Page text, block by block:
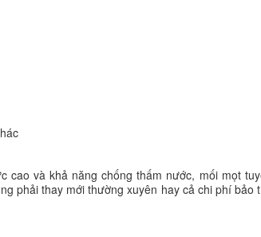
và khả năng chống thấm nước, mối mọt
phải thay mới thường xuyên hay cả chi phí bảo